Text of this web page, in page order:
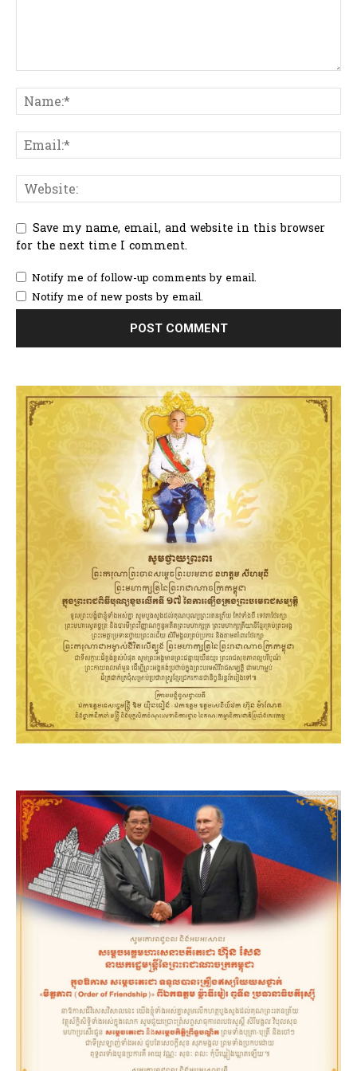
Save my name, email, and website in this browser
for the next time I comment.
Notify me of follow-up comments by email.
Notify me of new posts by email.